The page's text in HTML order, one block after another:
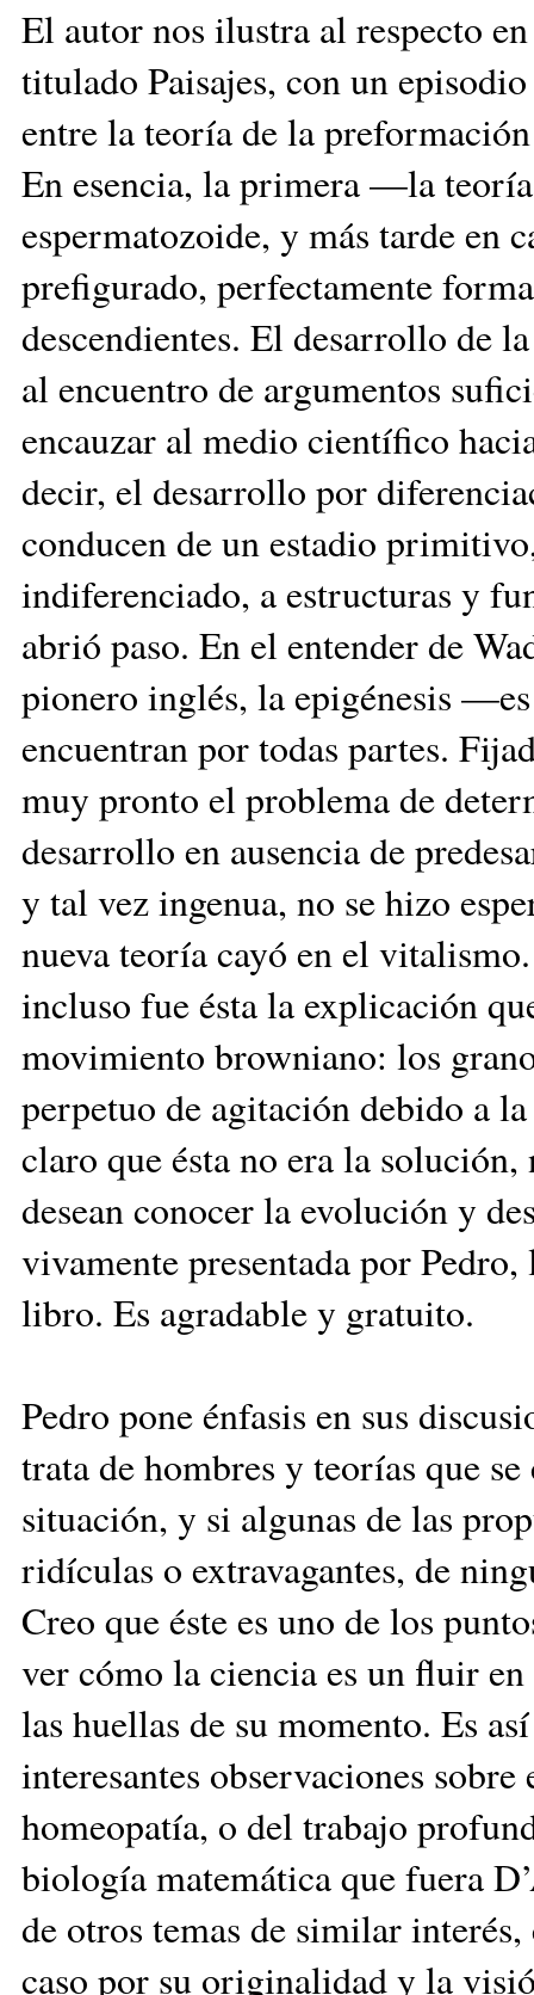
El autor nos ilustra al respecto
titulado Paisajes, con un
entre la teoría de la
En esencia, la primera —la
espermatozoide, y más tarde en
prefigurado, perfectamente
descendientes. El desarrollo de
al encuentro de argumentos
encauzar al medio científico
decir, el desarrollo por
conducen de un estadio
indiferenciado, a estructuras y
abrió paso. En el entender de
pionero inglés, la epigénesis
encuentran por todas partes.
muy pronto el problema de
desarrollo en ausencia de
y tal vez ingenua, no se hizo
nueva teoría cayó en el
incluso fue ésta la explicación
movimiento browniano: los
perpetuo de agitación debido a
claro que ésta no era la
desean conocer la evolución y
vivamente presentada por
libro. Es agradable y gratuito.
Pedro pone énfasis en sus
trata de hombres y teorías que
situación, y si algunas de las
ridículas o extravagantes, de
Creo que éste es uno de los
ver cómo la ciencia es un fluir
las huellas de su momento. Es
interesantes observaciones
homeopatía, o del trabajo
biología matemática que fuera
de otros temas de similar
caso por su originalidad y la